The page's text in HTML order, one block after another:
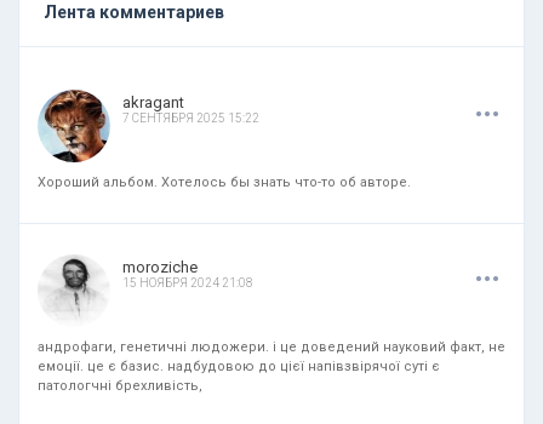
Лента комментариев
akragant
7 СЕНТЯБРЯ 2025 15:22 ...
Хороший альбом. Хотелось бы знать что-то об авторе.
moroziche
15 НОЯБРЯ 2024 21:08 ...
андрофаги, генетичні людожери. і це доведений науковий факт, не
емоції. це є базис. надбудовою до цієї напівзвірячої суті є
патологчні брехливість,